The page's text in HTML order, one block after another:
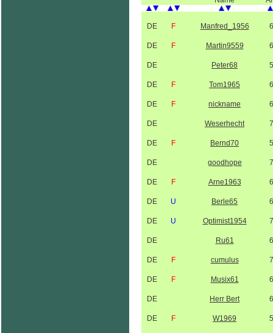
DE F Manfred_1956
DE F Martin9559
DE Peter68
DE F Tom1965
DE F nickname
DE Weserhecht
DE F Bernd70
DE goodhope
DE F Arne1963
DE U Berle65
DE U Optimist1954
DE Ru61
DE F cumulus
DE F Musix61
DE Herr Bert
DE F W1969